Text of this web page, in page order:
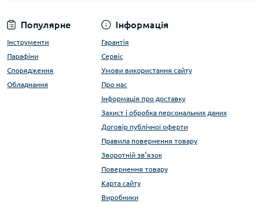
Популярне
Інструменти
Парафіни
Спорядження
Обладнання
Інформація
Гарантія
Сервіс
Умови використання сайту
Про нас
Інформація про доставку
Захист і обробка персональних даних
Договір публічної оферти
Правила повернення товару
Зворотній зв’язок
Повернення товару
Карта сайту
Виробники